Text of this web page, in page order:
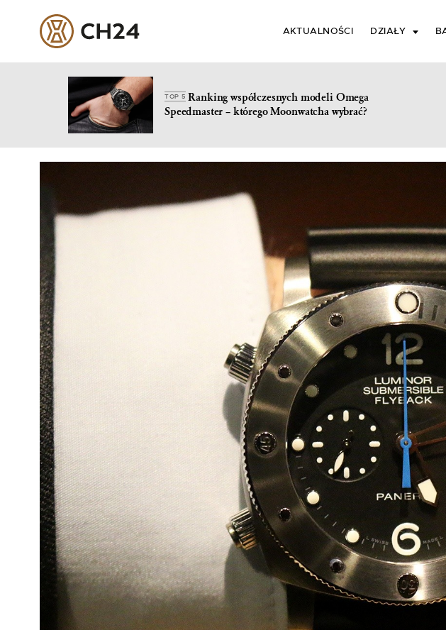
AKTUALNOŚCI DZIAŁY
TOP 5Ranking współczesnych modeli Omega
Speedmaster – którego Moonwatcha wybrać?